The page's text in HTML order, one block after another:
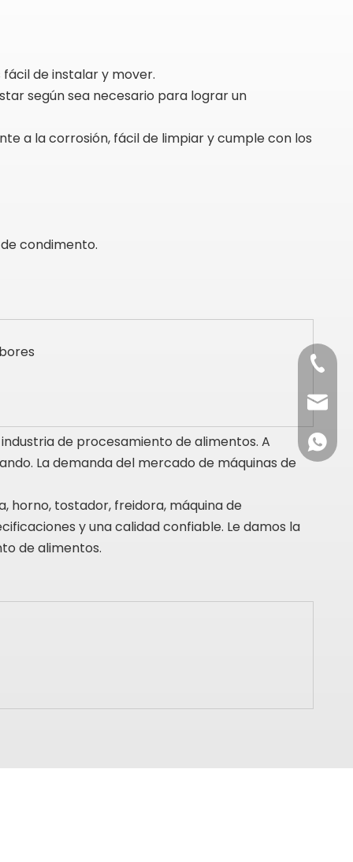
de instalar y mover.
según sea necesario para lograr un
a la corrosión, fácil de limpiar y cumple con los
condimento.
de procesamiento de alimentos. A
La demanda del mercado de máquinas de
horno, tostador, freidora, máquina de
y una calidad confiable. Le damos la
de alimentos.
+86-
+86-